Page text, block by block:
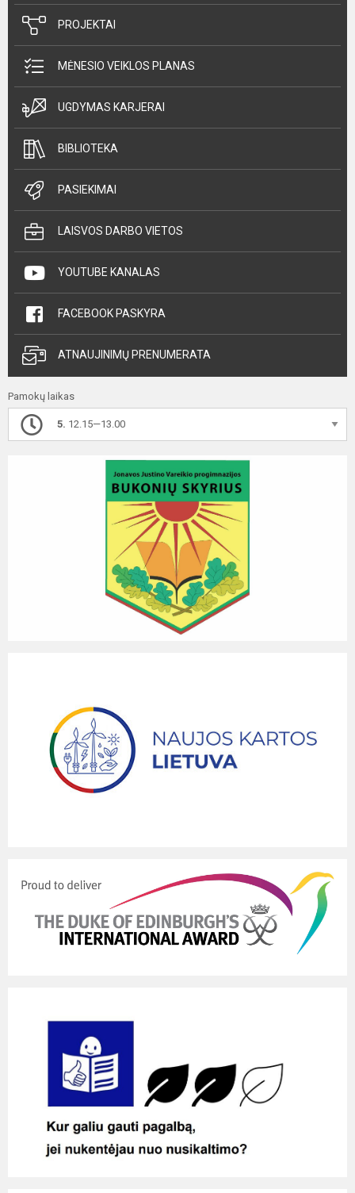
PROJEKTAI
MĖNESIO VEIKLOS PLANAS
UGDYMAS KARJERAI
BIBLIOTEKA
PASIEKIMAI
LAISVOS DARBO VIETOS
YOUTUBE KANALAS
FACEBOOK PASKYRA
ATNAUJINIMŲ PRENUMERATA
Pamokų laikas
5. 12.15—13.00